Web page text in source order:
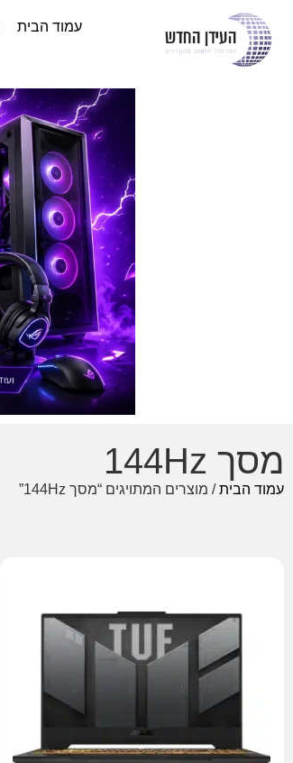
עמוד הבית
מסך 144Hz
עמוד הבית/ מוצרים המתויגים “מסך 144Hz”